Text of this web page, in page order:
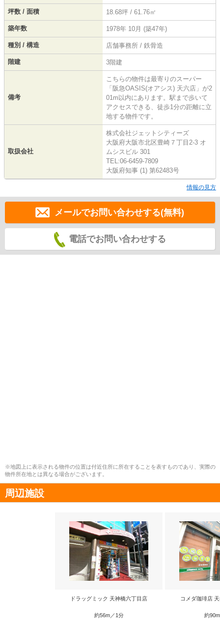
坪数 / 面積 18.68坪 / 61.76㎡
築年数 1978年 10月 (築47年)
種別 / 構造 店舗事務所 / 鉄骨造
階建 3階建
備考
こちらの物件は最寄りのスーパー
「阪急OASIS(オアシス) 天六店」が2
01m以内にあります。駅まで歩いて
アクセスできる、徒歩1分の距離に立
地する物件です。
取扱会社
株式会社ジェットシティーズ
大阪府大阪市北区豊崎７丁目2-3 オ
ムシスビル 301
TEL:06-6459-7809
大阪府知事 (1) 第62483号
情報の見方
メールでお問い合わせする(無料)
電話でお問い合わせする
※地図上に表示される物件の位置は付近住所に所在することを表すものであり、実際の
物件所在地とは異なる場合がございます。
周辺施設
ドラッグミック 天神橋六丁目店
約56m／1分
コメダ珈琲店
約